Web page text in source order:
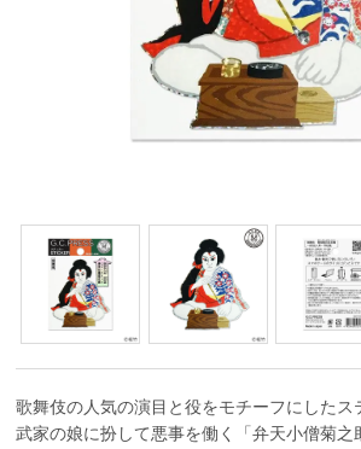
歌舞伎の人気の演目と役をモチーフにしたス
武家の娘に扮して悪事を働く「弁天小僧菊之